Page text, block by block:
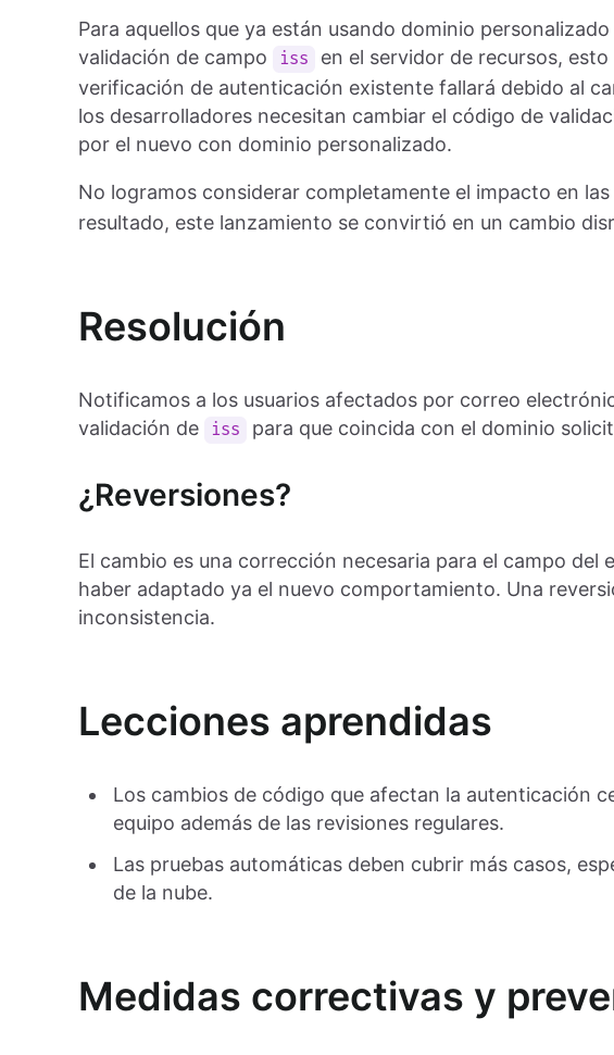
Para aquellos que ya están usando dominio
validación de campo
iss
en el servidor de recursos,
verificación de autenticación existente fallará debido al
los desarrolladores necesitan cambiar el código de
por el nuevo con dominio personalizado.
No logramos considerar completamente el impacto en
resultado, este lanzamiento se convirtió en un cambio
Resolución
Notificamos a los usuarios afectados por correo
validación de
iss para que coincida con el dominio
¿Reversiones?
El cambio es una corrección necesaria para el campo del
haber adaptado ya el nuevo comportamiento. Una
inconsistencia.
Lecciones aprendidas
Los cambios de código que afectan la autenticación
equipo además de las revisiones regulares.
Las pruebas automáticas deben cubrir más casos,
de la nube.
Medidas correctivas y